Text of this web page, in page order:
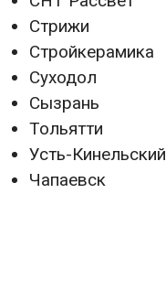
Стрижи
Стройкерамика
Суходол
Сызрань
Тольятти
Усть-Кинельский
Чапаевск